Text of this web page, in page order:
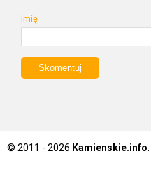
Imię
© 2011 - 2026 Kamienskie.info